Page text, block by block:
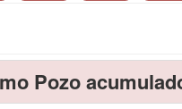
Pozo